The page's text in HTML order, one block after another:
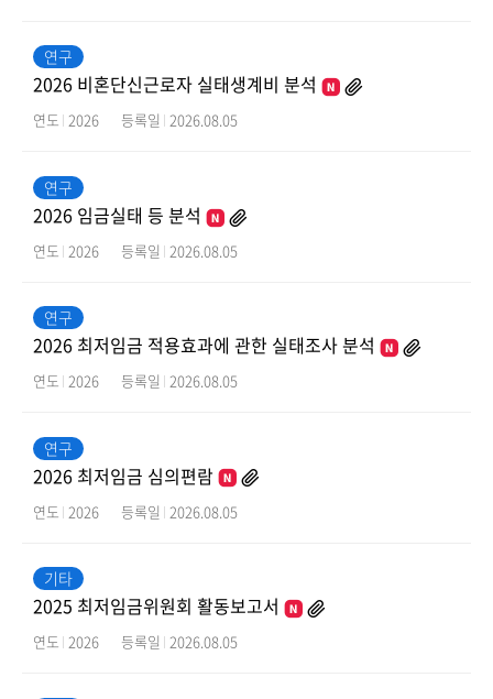
연구
2026 비혼단신근로자 실태생계비 분석
연도 2026 등록일 2026.08.05
연구
2026 임금실태 등 분석
연도 2026 등록일 2026.08.05
연구
2026 최저임금 적용효과에 관한 실태조사 분석
연도 2026 등록일 2026.08.05
연구
2026 최저임금 심의편람
연도 2026 등록일 2026.08.05
기타
2025 최저임금위원회 활동보고서
연도 2026 등록일 2026.08.05